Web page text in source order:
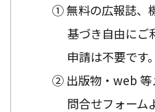
① 無料の広報誌、
基づき自由にご
申請は不要です。
② 出版物・web 等
問合せフォーム